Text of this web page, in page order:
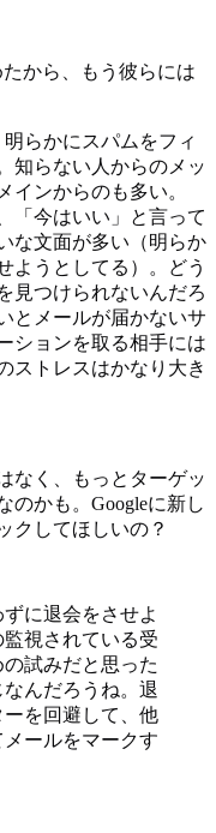
から、もう彼らには
らかにスパムをフィ
知らない人からのメッ
インからのも多い。
「今はいい」と言って
な文面が多い（明らか
ようとしてる）。どう
見つけられないんだろ
とメールが届かないサ
ションを取る相手には
ストレスはかなり大き
なく、もっとターゲッ
のかも。Googleに新し
クしてほしいの？
に退会をさせよ
視されている受
試みだと思った
んだろうね。退
を回避して、他
ールをマークす